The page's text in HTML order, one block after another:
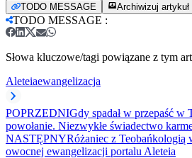
TODO MESSAGE Archiwizuj artykuł
TODO MESSAGE :
Słowa kluczowe/tagi powiązane z tym
Aleteiaewangelizacja
POPRZEDNIGdy spadał w przepaść w
powołanie. Niezwykłe świadectwo
NASTĘPNYRóżaniec z Teobańkologią
owocnej ewangelizacji portalu Aleteia